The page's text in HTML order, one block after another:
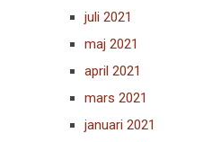
juli 2021
maj 2021
april 2021
mars 2021
januari 2021